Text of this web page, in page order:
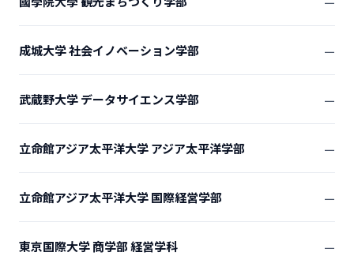
―
成城大学 社会イノベーション学部 ―
武蔵野大学 データサイエンス学部 ―
立命館アジア太平洋大学 アジア太平洋学部 ―
立命館アジア太平洋大学 国際経営学部 ―
東京国際大学 商学部 経営学科 ―